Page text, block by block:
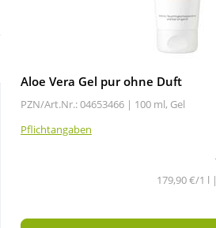
Natur & Homöopathie
Aloe Vera Gel pur ohne Duft
PZN/Art.Nr.: 04653466 | 100 ml, Gel
Pflichtangaben
179,90 €/1 l